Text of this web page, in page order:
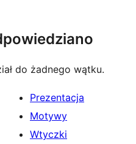
do żadnego wątku.
Prezentacja
Motywy
Wtyczki